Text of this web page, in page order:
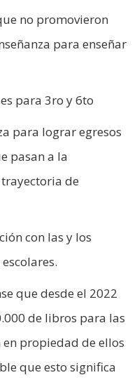
no promovieron
para enseñar
para 3ro y 6to
para lograr egresos
pasan a la
de
con las y los
que desde el 2022
de libros para las
propiedad de ellos
que esto significa